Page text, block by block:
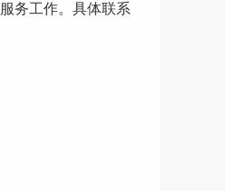
务工作。具体联系